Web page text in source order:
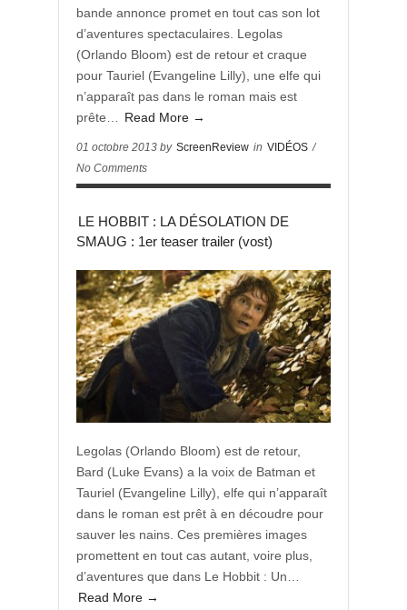
bande annonce promet en tout cas son lot
d’aventures spectaculaires. Legolas
(Orlando Bloom) est de retour et craque
pour Tauriel (Evangeline Lilly), une elfe qui
n’apparaît pas dans le roman mais est
prête…
Read More →
01 octobre 2013 by ScreenReview in VIDÉOS /
No Comments
LE HOBBIT : LA DÉSOLATION DE
SMAUG : 1er teaser trailer (vost)
Legolas (Orlando Bloom) est de retour,
Bard (Luke Evans) a la voix de Batman et
Tauriel (Evangeline Lilly), elfe qui n’apparaît
dans le roman est prêt à en découdre pour
sauver les nains. Ces premières images
promettent en tout cas autant, voire plus,
d’aventures que dans Le Hobbit : Un…
Read More →